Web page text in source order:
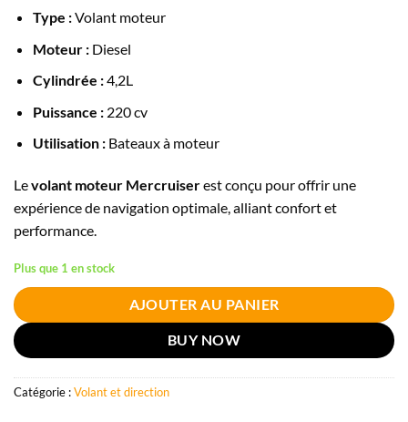
Type :Volant moteur
Moteur :Diesel
Cylindrée :4,2L
Puissance :220 cv
Utilisation :Bateaux à moteur
Levolant moteur Mercruiserest conçu pour offrir une
expérience de navigation optimale, alliant confort et
performance.
Plus que 1 en stock
AJOUTER AU PANIER
BUY NOW
Catégorie :Volant et direction